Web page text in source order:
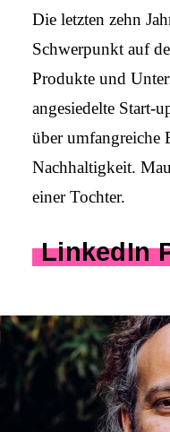
Die letzten zehn
Schwer­punkt auf
Produkte und
angesiedelte Start-
über umfang­reiche
Nach­haltigkeit.
einer Tochter.
LinkedIn